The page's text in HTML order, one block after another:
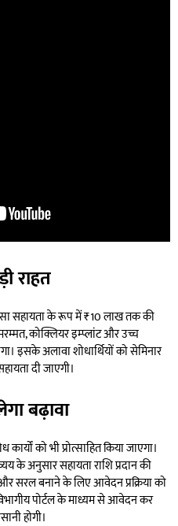
राहत
सहायता के रूप में ₹10 लाख तक की
कोक्लियर इम्प्लांट और उच्च
इसके अलावा शोधार्थियों को सेमिनार
दी जाएगी।
बढ़ावा
को भी प्रोत्साहित किया जाएगा।
के अनुसार सहायता राशि प्रदान की
और सरल बनाने के लिए आवेदन प्रक्रिया को
पोर्टल के माध्यम से आवेदन कर
होगी।